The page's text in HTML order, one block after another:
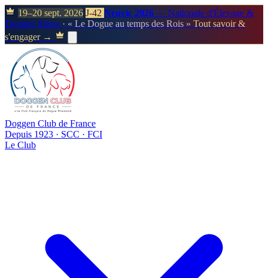
19–20 sept. 2026 J-42 Neuvic 2026 — Nationale d'Élevage &
Doggen Show · « Le Dogue au temps des Rois » Tout savoir &
s'engager →
Doggen Club de France
Depuis 1923 · SCC · FCI
Le Club